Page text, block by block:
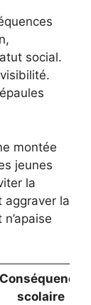
social.
montée
jeunes
la
aggraver la
Conséquence
scolaire